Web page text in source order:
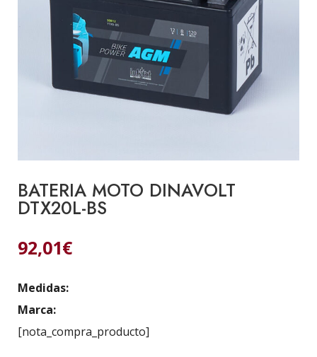
BATERIA MOTO DINAVOLT
DTX20L-BS
92,01€
Medidas:
Marca:
[nota_compra_producto]